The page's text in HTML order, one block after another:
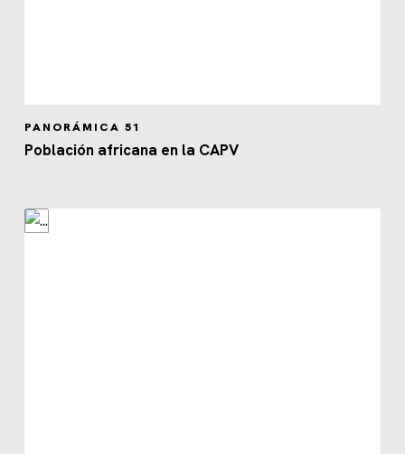
PANORÁMICA 51
Población africana en la CAPV